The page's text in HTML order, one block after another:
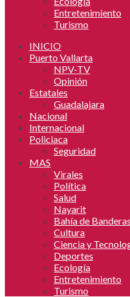
Entretenimiento
Turismo
INICIO
Puerto Vallarta
NPV-TV
Opinión
Estatales
Guadalajara
Nacional
Internacional
Policiaca
Seguridad
MAS
Virales
Política
Salud
Nayarit
Bahía de Banderas
Cultura
Ciencia y
Deportes
Ecología
Entretenimiento
Turismo